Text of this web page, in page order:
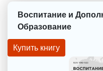
Воспитание и
Образование
Купить книгу